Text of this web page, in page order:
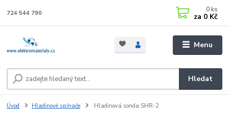
Menu
Hledat
724 544 790 0 ks
za 0 Kč
Úvod Hladinové spínače Hladinová sonda SHR-2